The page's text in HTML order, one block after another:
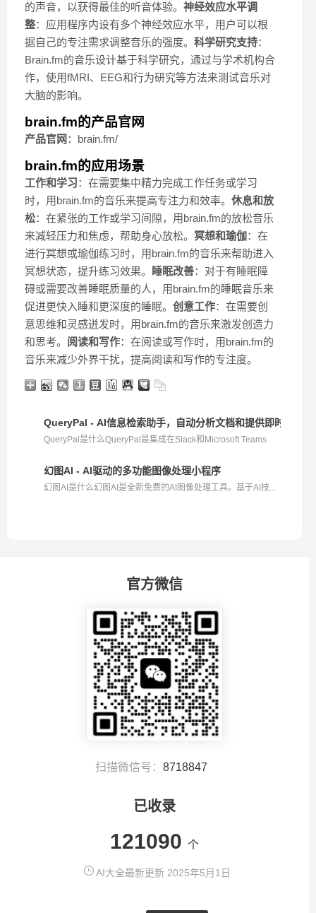
的声音，以获得最佳的听音体验。 神经效应水平调
整：应用程序内设有多个神经效应水平，用户可以根
据自己的专注需求调整音乐的强度。 科学研究支持：
Brain.fm的音乐设计基于科学研究，通过与学术机构合
作，使用fMRI、EEG和行为研究等方法来测试音乐对
大脑的影响。
brain.fm的产品官网
产品官网 ：brain.fm/
brain.fm的应用场景
工作和学习：在需要集中精力完成工作任务或学习
时，用brain.fm的音乐来提高专注力和效率。 休息和放
松：在紧张的工作或学习间隙，用brain.fm的放松音乐
来减轻压力和焦虑，帮助身心放松。 冥想和瑜伽：在
进行冥想或瑜伽练习时，用brain.fm的音乐来帮助进入
冥想状态，提升练习效果。
睡眠改善：对于有睡眠障
碍或需要改善睡眠质量的人，用brain.fm的睡眠音乐来
促进更快入睡和更深度的睡眠。 创意工作：在需要创
意思维和灵感迸发时，用brain.fm的音乐来激发创造力
和思考。 阅读和写作：在阅读或写作时，用brain.fm的
音乐来减少外界干扰，提高阅读和写作的专注度。
QueryPal - AI信息检索助手，自动分析文档和提供即时问题答
QueryPal是什么QueryPal是集成在Slack和Microsoft Teams
幻图AI - AI驱动的多功能图像处理小程序
幻图AI是什么幻图AI是全新免费的AI图像处理工具。基于AI技...
官方微信
扫描微信号： 8718847
已收录
121090 个
AI大全最新更新 2025年5月1日